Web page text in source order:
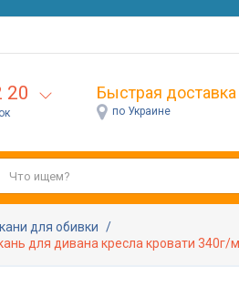
20 Быстрая доставка
по Украине
для обивки
для дивана кресла кровати 340г/